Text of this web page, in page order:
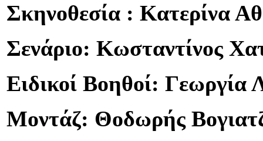
Σκηνοθεσία : Κατερίνα
Σενάριο: Κωσταντίνος
Ειδικοί Βοηθοί: Γεωργία
Μοντάζ: Θοδωρής